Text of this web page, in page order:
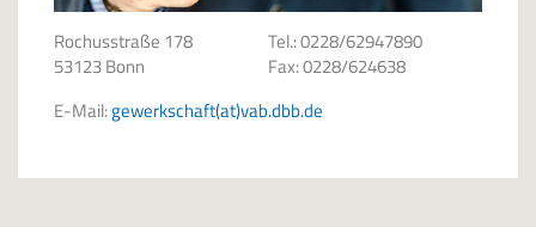
Rochusstraße 178
53123 Bonn
Tel.: 0228/62947890
Fax: 0228/624638
E-Mail:gewerkschaft(at)vab.dbb.de